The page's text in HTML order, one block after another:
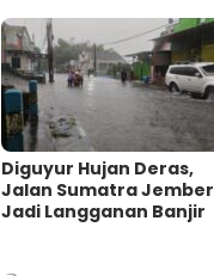
Diguyur Hujan Deras,
Jalan Sumatra Jember
Jadi Langganan Banjir